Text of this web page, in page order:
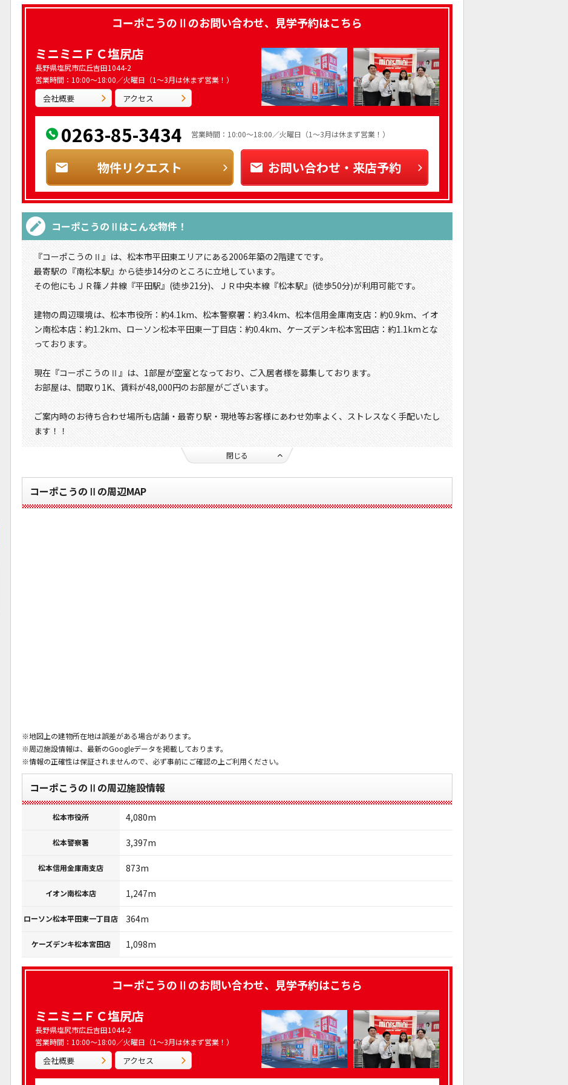
コーポこうのⅡのお問い合わせ、見学予約はこちら
ミニミニＦＣ塩尻店
長野県塩尻市広丘吉田1044-2
営業時間：10:00～18:00／火曜日（1～3月は休まず営業！）
会社概要 アクセス
0263-85-3434 営業時間：10:00～18:00／火曜日（1～3月は休まず営業！）
物件リクエスト お問い合わせ・来店予約
コーポこうのⅡ はこんな物件！
『コーポこうのⅡ』は、松本市平田東エリアにある2006年築の2階建てです。
最寄駅の『南松本駅』から徒歩14分のところに立地しています。
その他にもＪＲ篠ノ井線『平田駅』(徒歩21分)、ＪＲ中央本線『松本駅』(徒歩50分)が利用可能です。
建物の周辺環境は、松本市役所：約4.1km、松本警察署：約3.4km、松本信用金庫南支店：約0.9km、イオ
ン南松本店：約1.2km、ローソン松本平田東一丁目店：約0.4km、ケーズデンキ松本宮田店：約1.1kmとな
っております。
現在『コーポこうのⅡ』は、1部屋が空室となっており、ご入居者様を募集しております。
お部屋は、間取り1K、賃料が48,000円のお部屋がございます。
ご案内時のお待ち合わせ場所も店舗・最寄り駅・現地等お客様にあわせ効率よく、ストレスなく手配いたし
ます！！
閉じる
コーポこうのⅡの周辺MAP
※地図上の建物所在地は誤差がある場合があります。
※周辺施設情報は、最新のGoogleデータを掲載しております。
※情報の正確性は保証されませんので、必ず事前にご確認の上ご利用ください。
コーポこうのⅡの周辺施設情報
松本市役所 4,080m
松本警察署 3,397m
松本信用金庫南支店 873m
イオン南松本店 1,247m
ローソン松本平田東一丁目店 364m
ケーズデンキ松本宮田店 1,098m
コーポこうのⅡのお問い合わせ、見学予約はこちら
ミニミニＦＣ塩尻店
長野県塩尻市広丘吉田1044-2
営業時間：10:00～18:00／火曜日（1～3月は休まず営業！）
会社概要 アクセス